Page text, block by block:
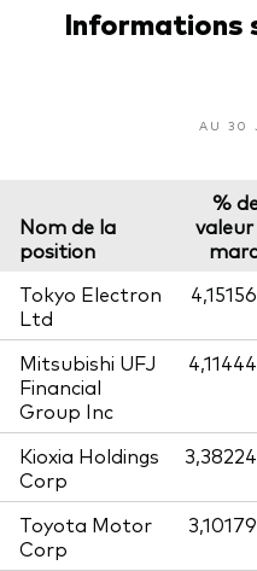
Informations
AU 30
Nom de la
position
%
Tokyo Electron
Ltd
Mitsubishi UFJ
Financial
Group Inc
Kioxia Holdings
Corp
Toyota Motor
Corp